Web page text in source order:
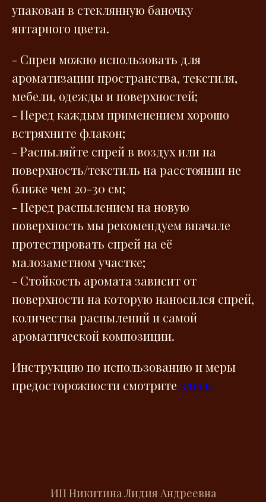
упакован в стеклянную баночку
янтарного цвета.
- Спреи можно использовать для
ароматизации пространства, текстиля,
мебели, одежды и поверхностей;
- Перед каждым применением хорошо
встряхните флакон;
- Распыляйте спрей в воздух или на
поверхность/текстиль на расстоянии не
ближе чем 20-30 см;
- Перед распылением на новую
поверхность мы рекомендуем вначале
протестировать спрей на её
малозаметном участке;
- Стойкость аромата зависит от
поверхности на которую наносился спрей,
количества распылений и самой
ароматической композиции.
Инструкцию по использованию и меры
предосторожности смотрите здесь
ИП Никитина Лидия Андреевна